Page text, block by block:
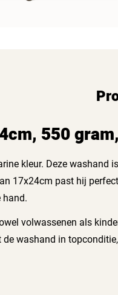
550
kleur. Deze
17x24cm past hij
hand.
volwassenen als
washand in